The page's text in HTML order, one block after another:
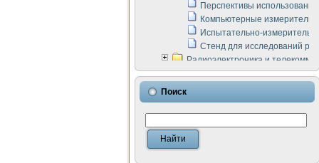
Перспективы
Компьютерные
Испытательно-
Стенд для исследований
Радиоэлектроника и
LabVIEW в расчетах
Аппаратно-программный
Виртуальный лабораторный
Измерение шумовых
Измерительный
Инструменты для
Поиск